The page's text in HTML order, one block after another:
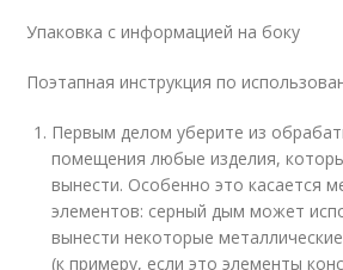
Упаковка с информацией на боку
Поэтапная инструкция по
Первым делом уберите из
помещения любые изделия,
вынести. Особенно это касается
элементов: серный дым может
вынести некоторые
(к примеру, если это элементы